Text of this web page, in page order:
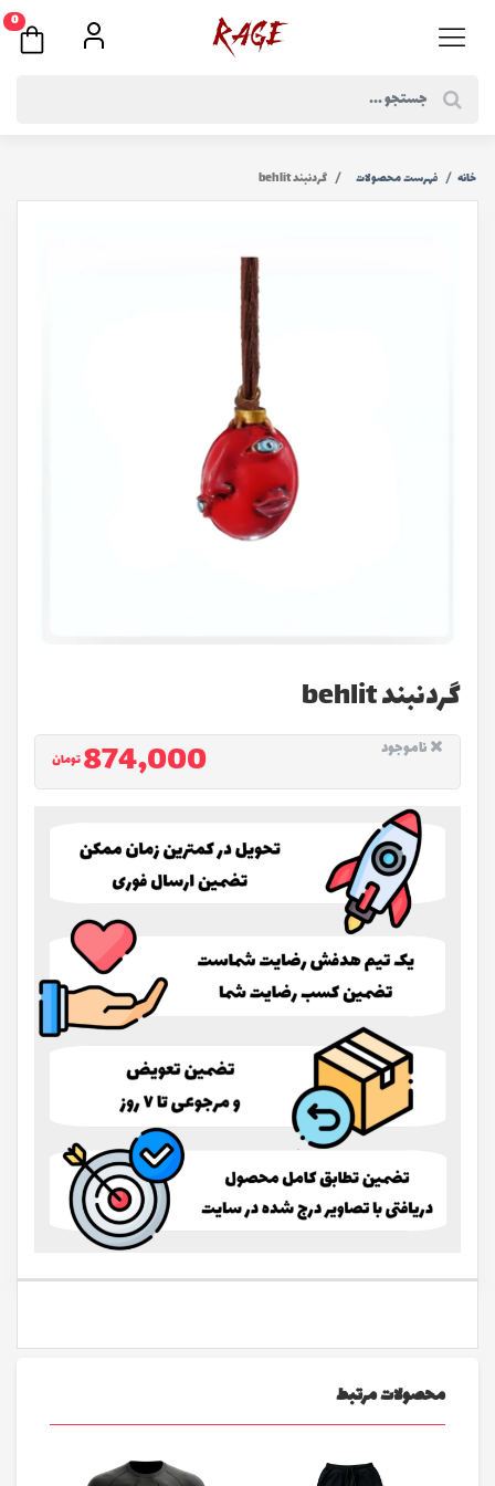
0
خانه فهرست محصولات گردنبند behlit
گردنبند behlit
ناموجود 874,000تومان
محصولات مرتبط